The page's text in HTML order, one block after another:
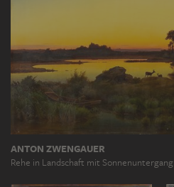
ANTON ZWENGAUER
Rehe in Landschaft mit Sonnenuntergang